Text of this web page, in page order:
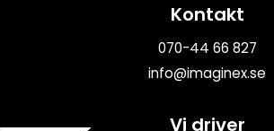
Kontakt
070-44 66 827
info@imaginex.se
Vi driver